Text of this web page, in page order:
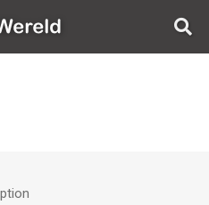
AppWereld